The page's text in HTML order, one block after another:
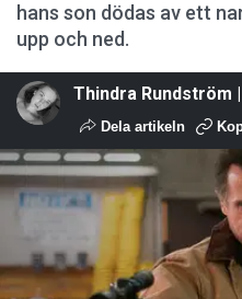
hans son dödas av ett
upp och ned.
Thindra Rundström |
Dela artikeln